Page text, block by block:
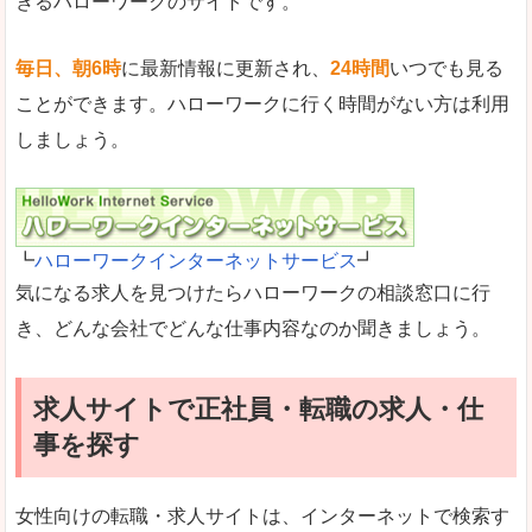
毎日、朝6時に最新情報に更新され、 24時間いつでも見る
ことができます。ハローワークに行く時間がない方は利用
しましょう。
┗ハローワークインターネットサービス┛
気になる求人を見つけたらハローワークの相談窓口に行
き、どんな会社でどんな仕事内容なのか聞きましょう。
求人サイトで正社員・転職の求人・仕
事を探す
女性向けの転職・求人サイトは、インターネットで検索す